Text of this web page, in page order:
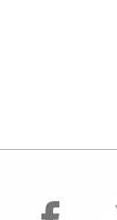
facebook